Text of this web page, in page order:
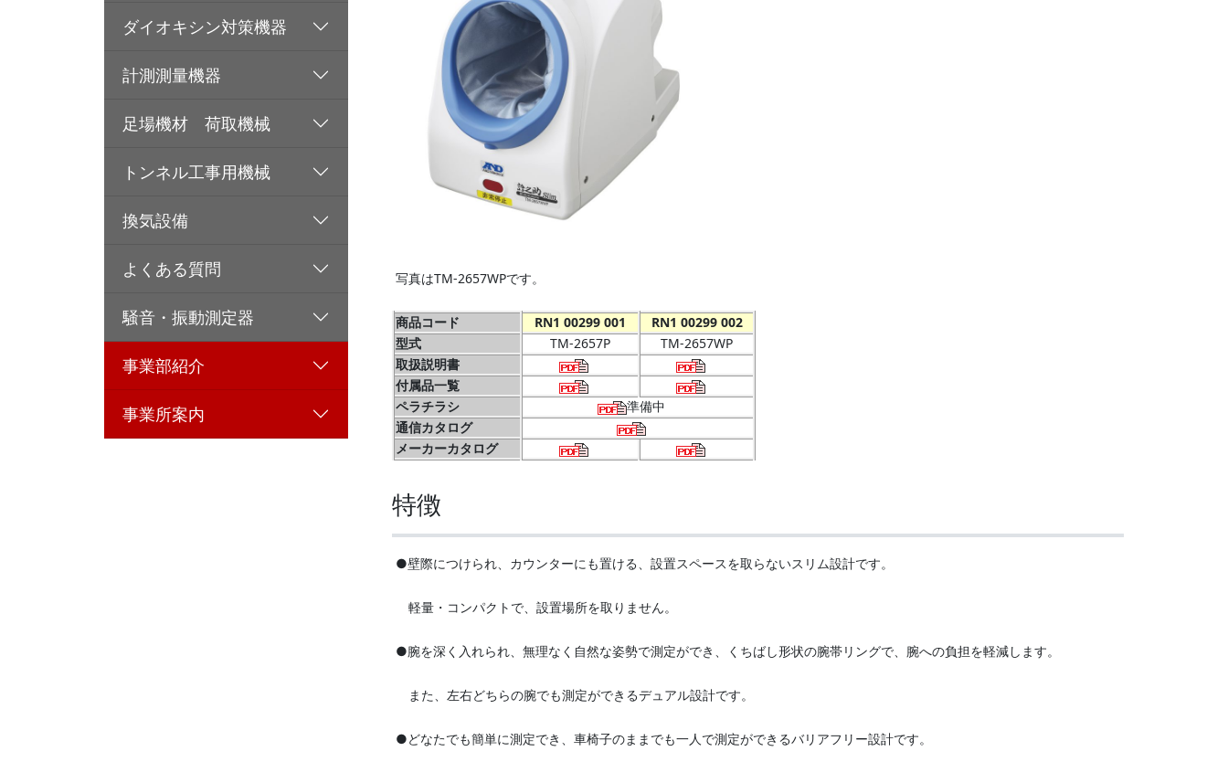
写真はTM-2657WPです。
商品コード RN1 00299 001
RN1 00299 002
型式
TM-2657P
TM-2657WP
取扱説明書
付属品一覧
ペラチラシ
準備中
通信カタログ
メーカーカタログ
特徴
●壁際につけられ、カウンターにも置ける、設置スペースを取らないスリム設計です。
軽量・コンパクトで、設置場所を取りません。
●腕を深く入れられ、無理なく自然な姿勢で測定ができ、くちばし形状の腕帯リングで、腕への負担を軽減します。
また、左右どちらの腕でも測定ができるデュアル設計です。
●どなたでも簡単に測定でき、車椅子のままでも一人で測定ができるバリアフリー設計です。
ダイオキシン対策機器
計測測量機器
足場機材 荷取機械
トンネル工事用機械
換気設備
よくある質問
騒音・振動測定器
事業部紹介
事業所案内